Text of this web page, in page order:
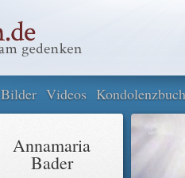
Bilder Videos Kondolenzbuch
Annamaria
Bader